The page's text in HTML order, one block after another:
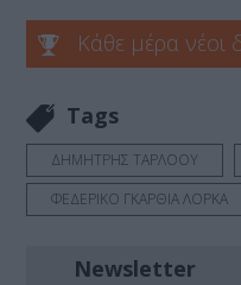
Κάθε μέρα νέοι
Tags
ΔΗΜΗΤΡΗΣ ΤΑΡΛΟΟΥ
ΦΕΔΕΡΙΚΟ ΓΚΑΡΘΙΑ ΛΟΡΚΑ
Newsletter